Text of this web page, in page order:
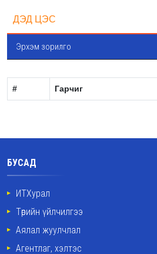
ДЭД ЦЭС
Эрхэм зорилго
# Гарчиг
БУСАД
ИТХурал
Төрийн үйлчилгээ
Аялал жуулчлал
Агентлаг, хэлтэс